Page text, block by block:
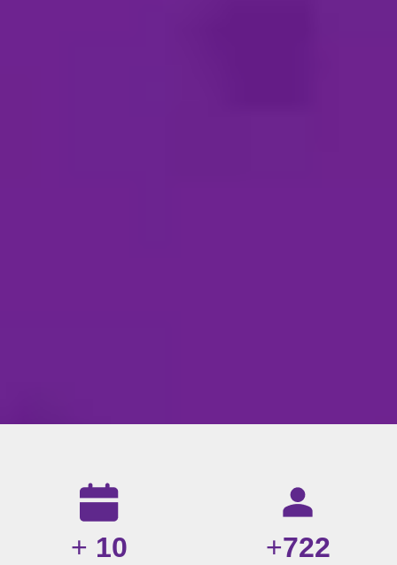
Resultados da nossa agência de marketing digital: mais
+ 10 +722